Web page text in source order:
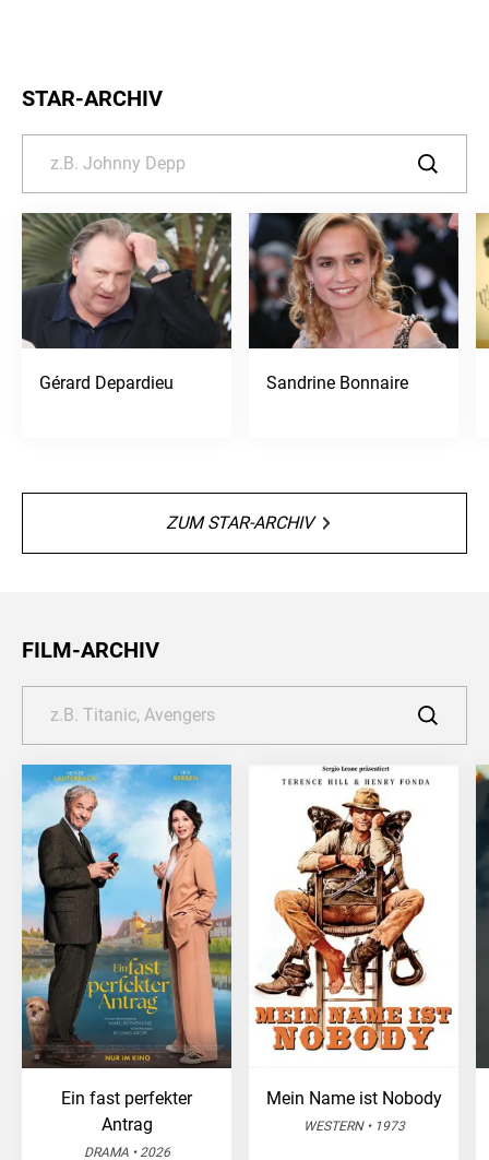
STAR-ARCHIV
Gérard Depardieu Sandrine Bonnaire
ZUM STAR-ARCHIV
FILM-ARCHIV
Ein fast perfekter
Antrag
DRAMA • 2026
Mein Name ist Nobody
WESTERN • 1973